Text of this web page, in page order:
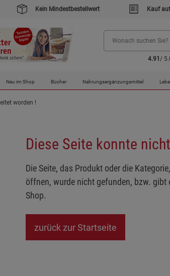
Kein Mindestbestellwert Kauf
4.91 /
Neu im Shop Bücher Nahrungsergänzungsmittel
worden !
Diese Seite konnte
Die Seite, das Produkt oder die
öffnen, wurde nicht gefunden, bzw. gibt
Shop.
zurück zur Startseite